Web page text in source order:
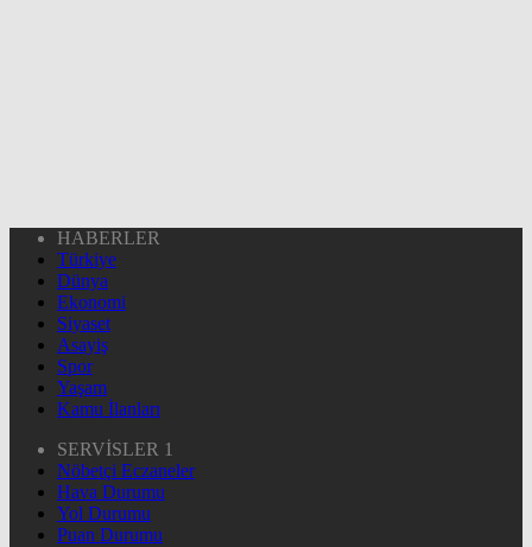
HABERLER
Türkiye
Dünya
Ekonomi
Siyaset
Asayiş
Spor
Yaşam
Kamu İlanları
SERVİSLER 1
Nöbetçi Eczaneler
Hava Durumu
Yol Durumu
Puan Durumu